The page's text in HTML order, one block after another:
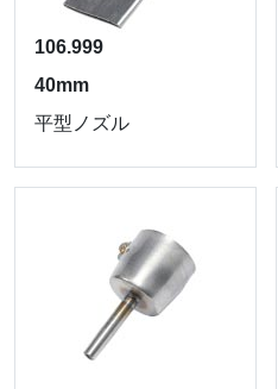
106.999
40mm
平型ノズル